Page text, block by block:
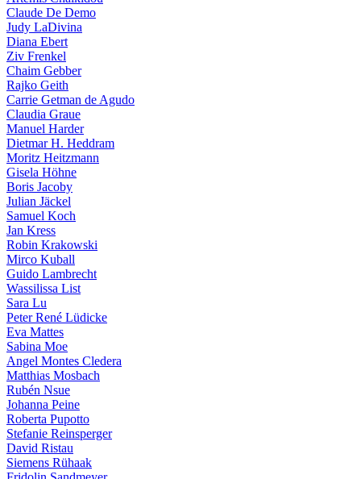
Claude De Demo
Judy LaDivina
Diana Ebert
Ziv Frenkel
Chaim Gebber
Rajko Geith
Carrie Getman de Agudo
Claudia Graue
Manuel Harder
Dietmar H. Heddram
Moritz Heitzmann
Gisela Höhne
Boris Jacoby
Julian Jäckel
Samuel Koch
Jan Kress
Robin Krakowski
Mirco Kuball
Guido Lambrecht
Wassilissa List
Sara Lu
Peter René Lüdicke
Eva Mattes
Sabina Moe
Angel Montes Cledera
Matthias Mosbach
Rubén Nsue
Johanna Peine
Roberta Pupotto
Stefanie Reinsperger
David Ristau
Siemens Rühaak